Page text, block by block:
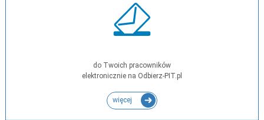
do Twoich pracowników
elektronicznie na Odbierz-PIT.pl
więcej